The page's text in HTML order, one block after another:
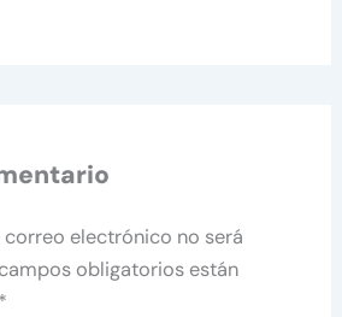
electrónico no será
obligatorios están
*